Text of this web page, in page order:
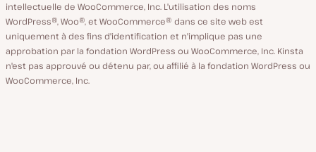
intellectuelle de WooCommerce, Inc. L'utilisation des noms
WordPress®, Woo®, et WooCommerce® dans ce site web est
uniquement à des fins d'identification et n'implique pas une
approbation par la fondation WordPress ou WooCommerce, Inc. Kinsta
n'est pas approuvé ou détenu par, ou affilié à la fondation WordPress ou
WooCommerce, Inc.